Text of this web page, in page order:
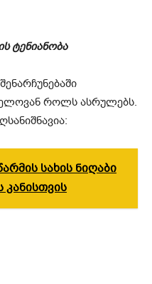
ტენიანობა
როლს ასრულებს.
სახის ნიღაბი
კანისთვის